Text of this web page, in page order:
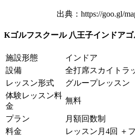
出典：https://goo.gl/
Kゴルフスクール 八王子インドア
施設形態
インドア
設備
全打席スカイトラ
レッスン形式
グループレッスン
体験レッスン料
金
無料
プラン
月額回数制
料金
レッスン月4回 ＋